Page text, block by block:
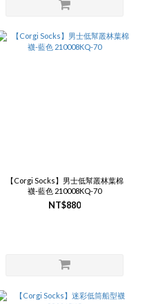
【Corgi Socks】男士低幫叢林葉棉
襪-藍色 210008KQ-70
NT$880